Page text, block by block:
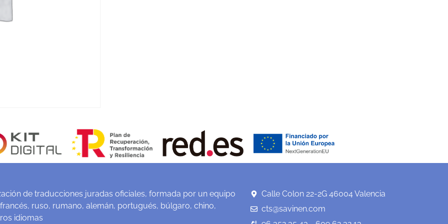
de traducciones juradas oficiales, formada por un equipo
ruso, rumano, alemán, portugués, búlgaro, chino,
idiomas
Calle Colon 22-2G 46004 Valencia
cts@savinen.com